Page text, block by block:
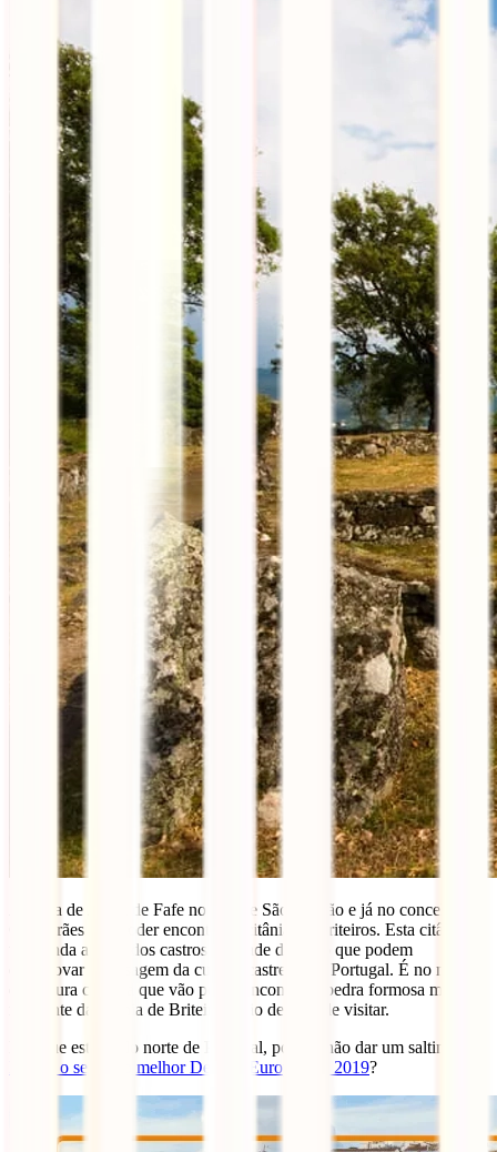
A cerca de 20km de Fafe no alto de São Romão e já no concelho de
Guimarães vão poder encontrar a citânia de Briteiros. Esta citânia
tem ainda alguns dos castros da idade do ferro que podem
comprovar a passagem da cultura castreja por Portugal. É no museu
da cultura castreja que vão poder encontrar a pedra formosa mais
relevante da citânia de Briteiros, não deixem de visitar.
E já que estás pelo norte de Portugal, porque não dar um saltinho a
Braga, o segundo melhor Destino Europeu de 2019?